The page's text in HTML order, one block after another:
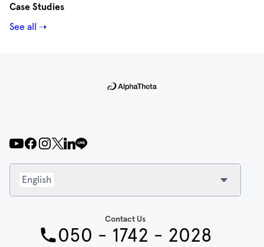
Case Studies
See all ➝
Contact Us
050 - 1742 - 2028
English